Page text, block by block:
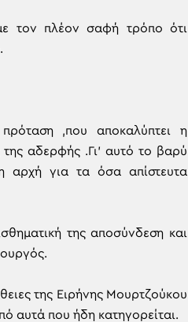
τον πλέον σαφή τρόπο ότι
,που αποκαλύπτει η
αδερφής .Γι’ αυτό το βαρύ
αρχή για τα όσα απίστευτα
της αποσύνδεση και
της Ειρήνης Μουρτζούκου
αυτά που ήδη κατηγορείται.